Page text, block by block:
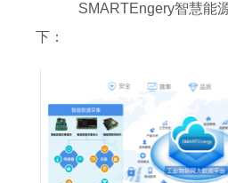
SMARTEngery智慧能
下：